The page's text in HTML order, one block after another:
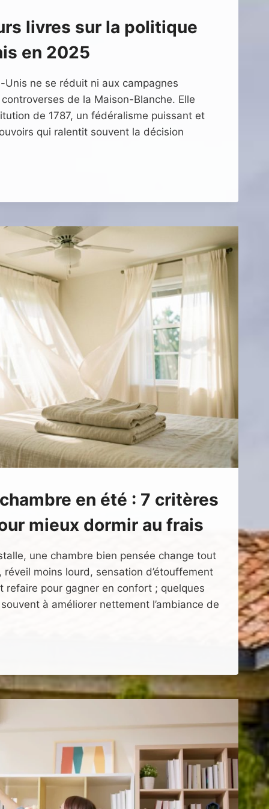
livres sur la politique
en 2025
Unis ne se réduit ni aux campagnes
de la Maison-Blanche. Elle
de 1787, un fédéralisme puissant et
qui ralentit souvent la décision
en été : 7 critères
mieux dormir au frais
une chambre bien pensée change tout
moins lourd, sensation d’étouffement
refaire pour gagner en confort ; quelques
à améliorer nettement l’ambiance de